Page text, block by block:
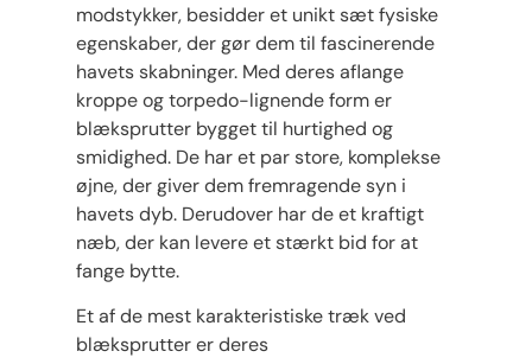
modstykker, besidder et unikt sæt fysiske
egenskaber, der gør dem til fascinerende
havets skabninger. Med deres aflange
kroppe og torpedo-lignende form er
blæksprutter bygget til hurtighed og
smidighed. De har et par store, komplekse
øjne, der giver dem fremragende syn i
havets dyb. Derudover har de et kraftigt
næb, der kan levere et stærkt bid for at
fange bytte.
Et af de mest karakteristiske træk ved
blæksprutter er deres